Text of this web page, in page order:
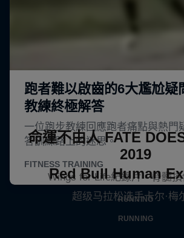
命運不由人 FATE
2019
Wings for Life紀錄片 - 脊髓
RUNNING
Red Bull Human
超级马拉松选手卡尔·梅
RUNNING